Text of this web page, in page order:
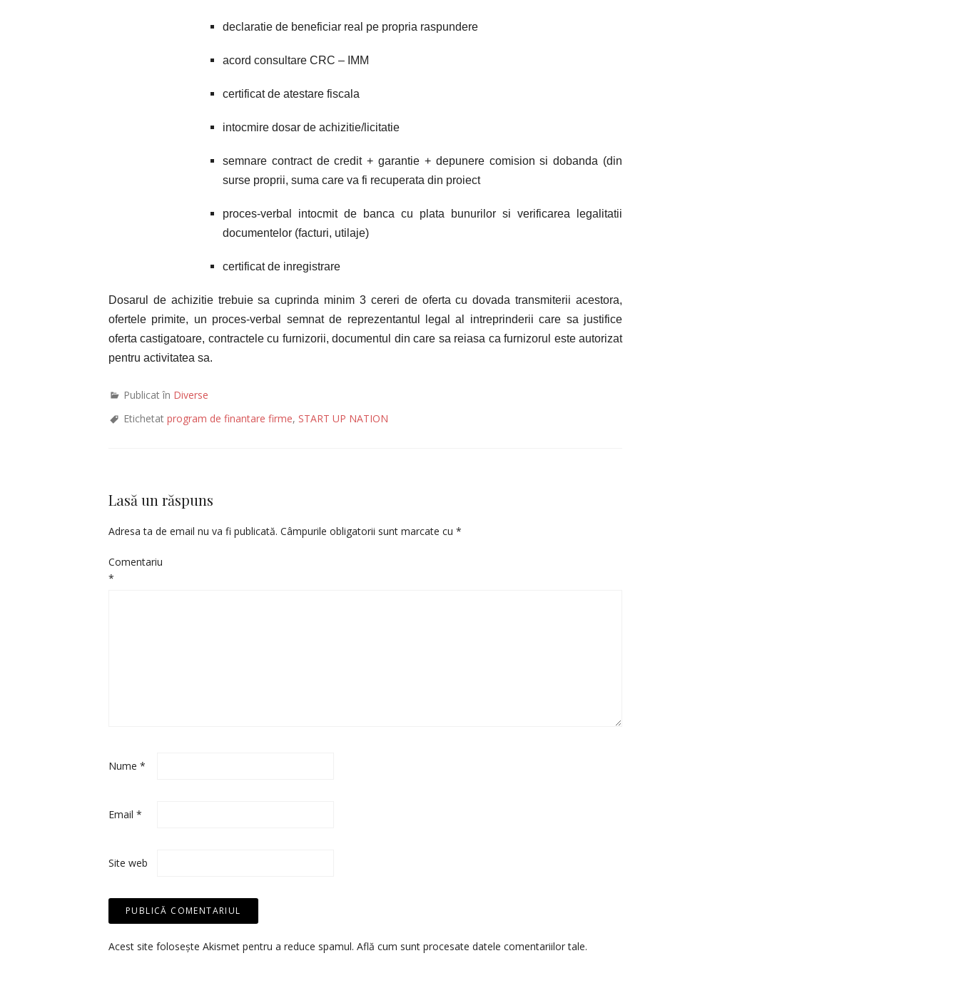
declaratie de beneficiar real pe propria raspundere
acord consultare CRC – IMM
certificat de atestare fiscala
intocmire dosar de achizitie/licitatie
semnare contract de credit + garantie + depunere comision si dobanda (din
surse proprii, suma care va fi recuperata din proiect
proces-verbal intocmit de banca cu plata bunurilor si verificarea legalitatii
documentelor (facturi, utilaje)
certificat de inregistrare
Dosarul de achizitie trebuie sa cuprinda minim 3 cereri de oferta cu dovada transmiterii acestora,
ofertele primite, un proces-verbal semnat de reprezentantul legal al intreprinderii care sa justifice
oferta castigatoare, contractele cu furnizorii, documentul din care sa reiasa ca furnizorul este autorizat
pentru activitatea sa.
Publicat în Diverse
Etichetat program de finantare firme, START UP NATION
Lasă un răspuns
Adresa ta de email nu va fi publicată. Câmpurile obligatorii sunt marcate cu *
Comentariu
*
Nume *
Email *
Site web
Acest site folosește Akismet pentru a reduce spamul. Află cum sunt procesate datele comentariilor tale.